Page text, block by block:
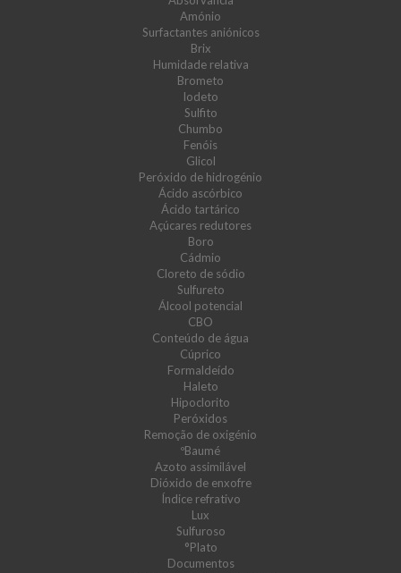
Amónio
Surfactantes aniónicos
Brix
Humidade relativa
Brometo
Iodeto
Sulfito
Chumbo
Fenóis
Glicol
Peróxido de hidrogénio
Ácido ascórbico
Ácido tartárico
Açúcares redutores
Boro
Cádmio
Cloreto de sódio
Sulfureto
Álcool potencial
CBO
Conteúdo de água
Cúprico
Formaldeído
Haleto
Hipoclorito
Peróxidos
Remoção de oxigénio
ºBaumé
Azoto assimilável
Dióxido de enxofre
Índice refrativo
Lux
Sulfuroso
°Plato
Documentos